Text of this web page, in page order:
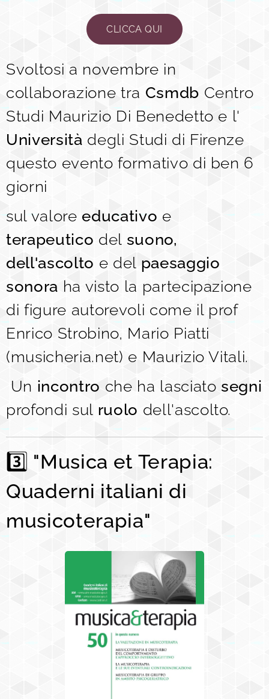
CLICCA QUI
Svoltosi a novembre in
collaborazione tra Csmdb Centro
Studi Maurizio Di Benedetto e l'
Università degli Studi di Firenze
questo evento formativo di ben 6
giorni
sul valore educativo e
terapeutico del suono,
dell'ascolto e del paesaggio
sonora ha visto la partecipazione
di figure autorevoli come il prof
Enrico Strobino, Mario Piatti
(musicheria.net) e Maurizio Vitali.
Un incontro che ha lasciato segni
profondi sul ruolo dell'ascolto.
3️⃣ "Musica et Terapia:
Quaderni italiani di
musicoterapia"